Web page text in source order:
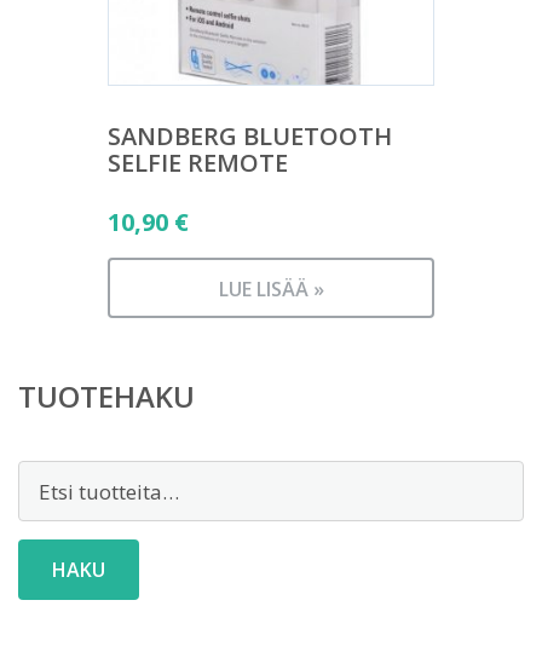
SANDBERG BLUETOOTH
SELFIE REMOTE
10,90 €
LUE LISÄÄ »
TUOTEHAKU
HAKU